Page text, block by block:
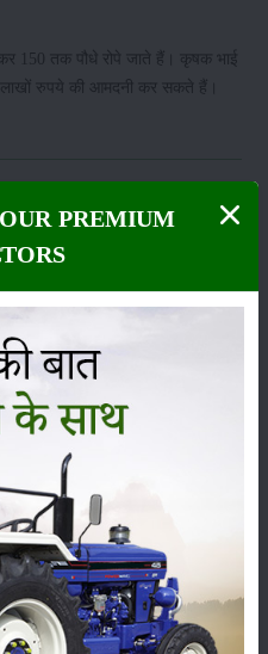
150 तक पौधे रोपे जाते हैं। कृषक भाई
रुपये की आमदनी कर सकते हैं।
पशुपालन
समाचार
PREMIUM